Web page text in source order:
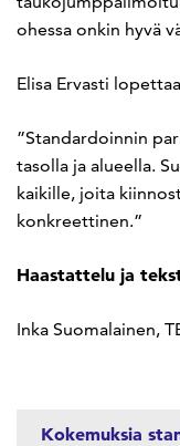
ohessa onkin hyvä
Elisa Ervasti
”Standardoinnin
tasolla ja alueella.
kaikille, joita
konkreettinen.”
Haastattelu ja
Inka Suomalainen,
Kokemuksia